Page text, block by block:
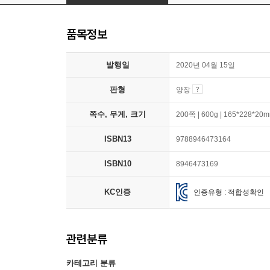
품목정보
발행일 2020년 04월 15일
판형 양장
쪽수, 무게, 크기 200쪽 | 600g |
ISBN13 9788946473164
ISBN10 8946473169
KC인증 인증유형 : 적합성확인
관련분류
카테고리 분류